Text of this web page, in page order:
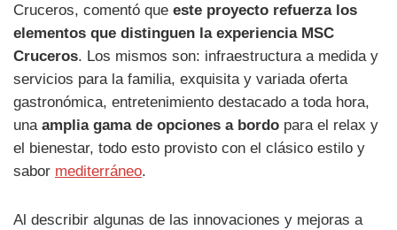
Cruceros, comentó que este proyecto refuerza los
elementos que distinguen la experiencia MSC
Cruceros. Los mismos son: infraestructura a medida y
servicios para la familia, exquisita y variada oferta
gastronómica, entretenimiento destacado a toda hora,
una amplia gama de opciones a bordo para el relax y
el bienestar, todo esto provisto con el clásico estilo y
sabor mediterráneo.
Al describir algunas de las innovaciones y mejoras a